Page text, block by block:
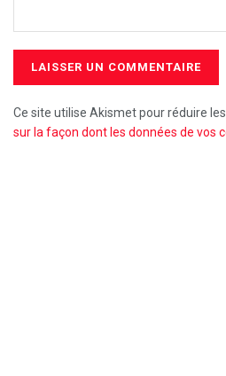
Ce site utilise Akismet pour réduire
sur la façon dont les données de vos